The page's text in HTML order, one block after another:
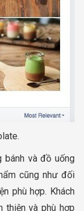
bánh và đồ uống
cũng như đối
phù hợp. Khách
thiện và phù hợp